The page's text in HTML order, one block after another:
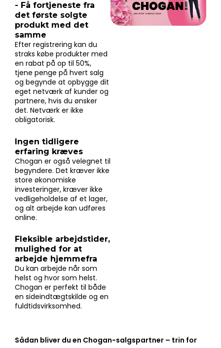
- Få fortjeneste fra
det første solgte
produkt med det
samme
Efter registrering kan du
straks købe produkter med
en rabat på op til 50%,
tjene penge på hvert salg
og begynde at opbygge dit
eget netværk af kunder og
partnere, hvis du ønsker
det. Netværk er ikke
obligatorisk.
Ingen tidligere
erfaring kræves
Chogan er også velegnet til
begyndere. Det kræver ikke
store økonomiske
investeringer, kræver ikke
vedligeholdelse af et lager,
og alt arbejde kan udføres
online.
Fleksible arbejdstider,
mulighed for at
arbejde hjemmefra
Du kan arbejde når som
helst og hvor som helst.
Chogan er perfekt til både
en sideindtægtskilde og en
fuldtidsvirksomhed.
Sådan bliver du en Chogan-salgspartner – trin for